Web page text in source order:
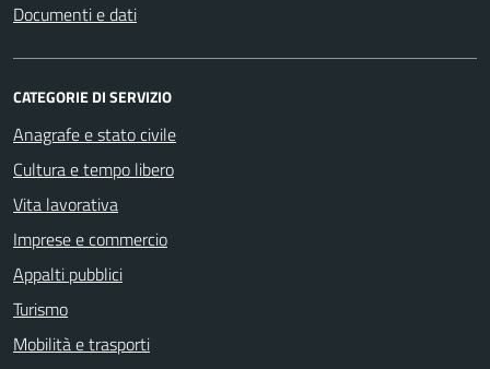
Documenti e dati
CATEGORIE DI SERVIZIO
Anagrafe e stato civile
Cultura e tempo libero
Vita lavorativa
Imprese e commercio
Appalti pubblici
Turismo
Mobilità e trasporti